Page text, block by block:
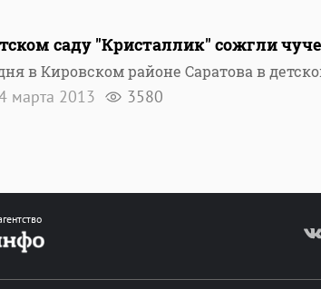
саду "Кристаллик" сожгли
в Кировском районе Саратова в
марта 2013 3580